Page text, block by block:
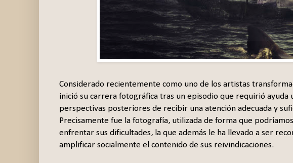
Considerado recientemente como uno de los artistas
inició su carrera fotográfica tras un episodio que requirió
perspectivas posteriores de recibir una atención adecuada y
Precisamente fue la fotografía, utilizada de forma que
enfrentar sus dificultades, la que además le ha llevado a ser
amplificar socialmente el contenido de sus reivindicaciones.